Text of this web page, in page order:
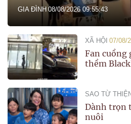
GIA ĐÌNH 08/08/2026 09:55:43
XÃ HỘI 07/08/
Fan cuồng
thềm
SAO TỪ
Dành trọn
nuôi